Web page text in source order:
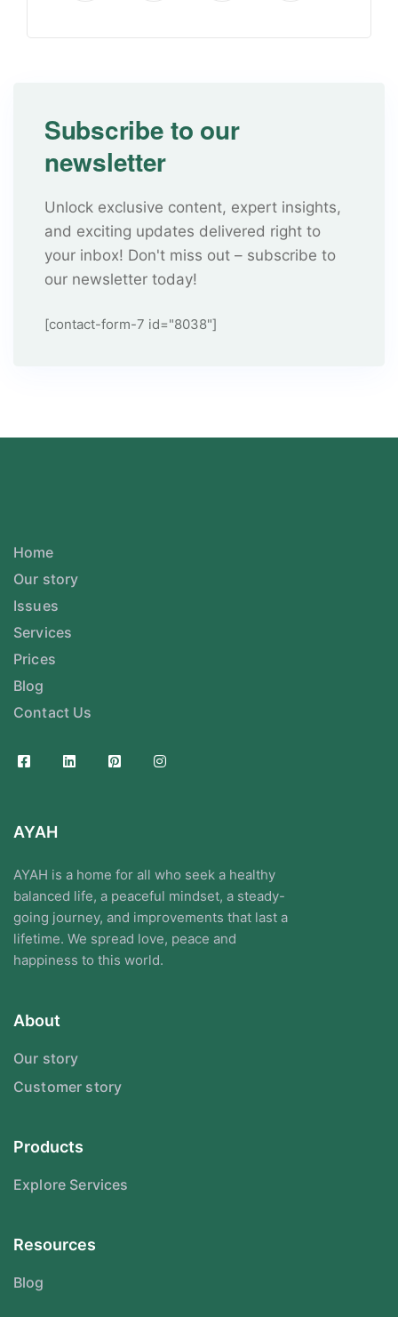
Subscribe to our
newsletter
Unlock exclusive content, expert insights,
and exciting updates delivered right to
your inbox! Don't miss out – subscribe to
our newsletter today!
[contact-form-7 id="8038"]
Home
Our story
Issues
Services
Prices
Blog
Contact Us
AYAH
AYAH is a home for all who seek a healthy
balanced life, a peaceful mindset, a steady-
going journey, and improvements that last a
lifetime. We spread love, peace and
happiness to this world.
About
Our story
Customer story
Products
Explore Services
Resources
Blog